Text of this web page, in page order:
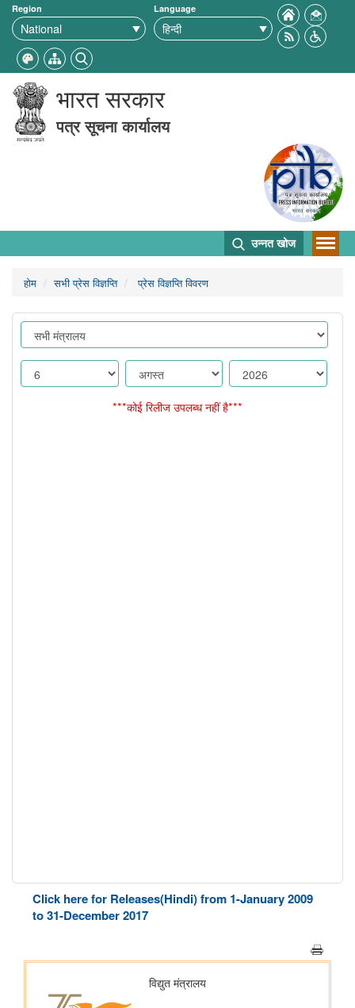
Region Language
भारत सरकार
पत्र सूचना कार्यालय
उन्नत खोज
होम सभी प्रेस विज्ञप्ति प्रेस विज्ञप्ति विवरण
***कोई रिलीज उपलब्ध नहीं है***
Click here for Releases(Hindi) from 1-January 2009
to 31-December 2017